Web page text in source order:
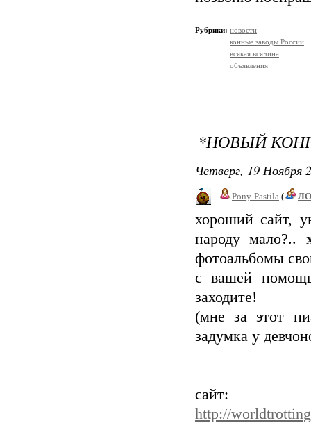
Рубрики: новости
конные заводы России
всякая всячина
объявления
*НОВЫЙ
Четверг, 19 Ноября
Pony-Pastila (
хороший сайт,
народу мало?..
фотоальбомы
с вашей
заходите!
(мне за этот
задумка у
сайт:
http://